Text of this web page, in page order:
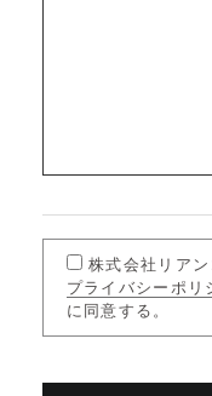
株式会社リア
プライバシーポリ
に同意する。